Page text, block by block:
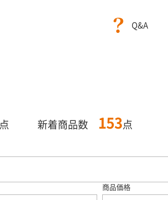
Q&A
点 新着商品数 153 点
商品価格